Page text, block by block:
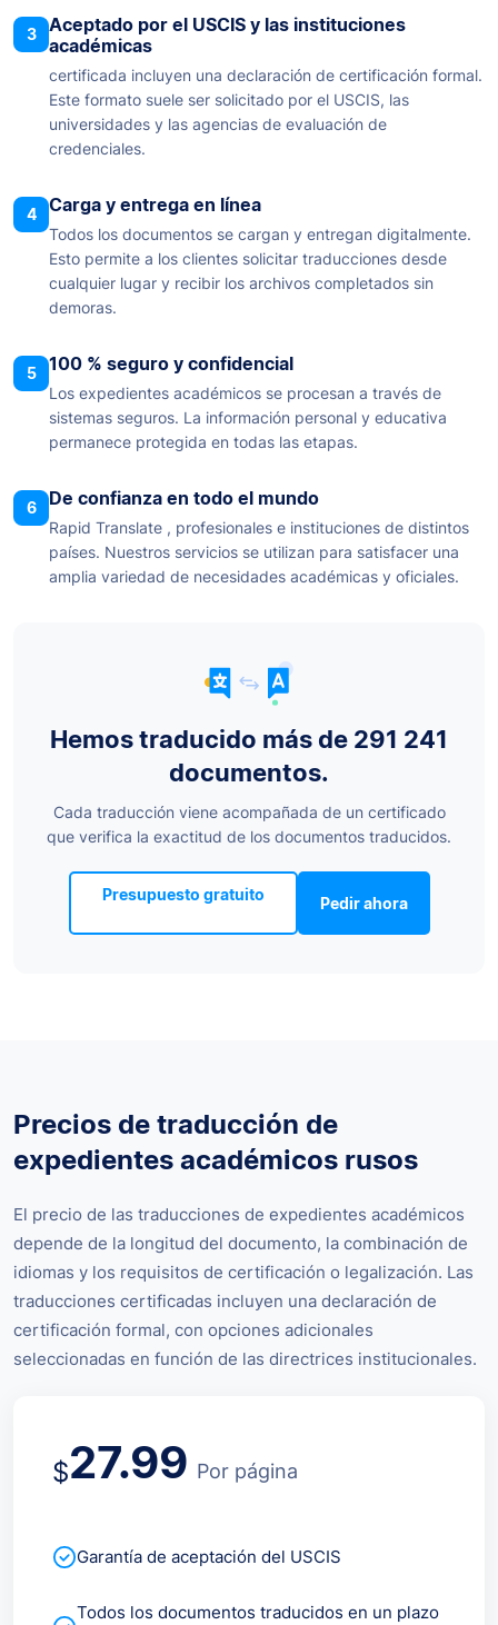
3
Aceptado por el USCIS y las instituciones
académicas
certificada incluyen una declaración de certificación formal.
Este formato suele ser solicitado por el USCIS, las
universidades y las agencias de evaluación de
credenciales.
4 Carga y entrega en línea
Todos los documentos se cargan y entregan digitalmente.
Esto permite a los clientes solicitar traducciones desde
cualquier lugar y recibir los archivos completados sin
demoras.
5 100 % seguro y confidencial
Los expedientes académicos se procesan a través de
sistemas seguros. La información personal y educativa
permanece protegida en todas las etapas.
6 De confianza en todo el mundo
Rapid Translate , profesionales e instituciones de distintos
países. Nuestros servicios se utilizan para satisfacer una
amplia variedad de necesidades académicas y oficiales.
Hemos traducido más de 291 241
documentos.
Cada traducción viene acompañada de un certificado
que verifica la exactitud de los documentos traducidos.
Presupuesto gratuito Pedir ahora
Precios de traducción de
expedientes académicos rusos
El precio de las traducciones de expedientes académicos
depende de la longitud del documento, la combinación de
idiomas y los requisitos de certificación o legalización. Las
traducciones certificadas incluyen una declaración de
certificación formal, con opciones adicionales
seleccionadas en función de las directrices institucionales.
$27.99 Por página
Garantía de aceptación del USCIS
Todos los documentos traducidos en un plazo